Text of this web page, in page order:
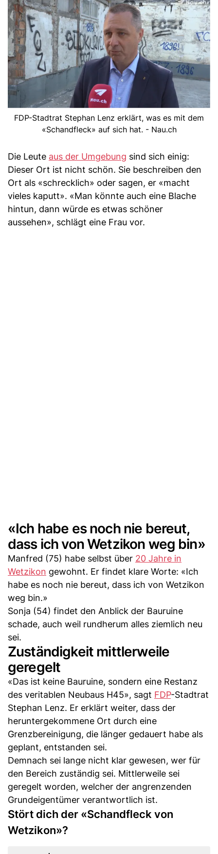
FDP-Stadtrat Stephan Lenz erklärt, was es mit dem
«Schandfleck» auf sich hat. - Nau.ch
Die Leute aus der Umgebung sind sich einig:
Dieser Ort ist nicht schön. Sie beschreiben den
Ort als «schrecklich» oder sagen, er «macht
vieles kaputt». «Man könnte auch eine Blache
hintun, dann würde es etwas schöner
aussehen», schlägt eine Frau vor.
«Ich habe es noch nie bereut,
dass ich von Wetzikon weg bin»
Manfred (75) habe selbst über 20 Jahre in
Wetzikon gewohnt. Er findet klare Worte: «Ich
habe es noch nie bereut, dass ich von Wetzikon
weg bin.»
Sonja (54) findet den Anblick der Bauruine
schade, auch weil rundherum alles ziemlich neu
sei.
Zuständigkeit mittlerweile
geregelt
«Das ist keine Bauruine, sondern eine Restanz
des veritablen Neubaus H45», sagt FDP-Stadtrat
Stephan Lenz. Er erklärt weiter, dass der
heruntergekommene Ort durch eine
Grenzbereinigung, die länger gedauert habe als
geplant, entstanden sei.
Demnach sei lange nicht klar gewesen, wer für
den Bereich zuständig sei. Mittlerweile sei
geregelt worden, welcher der angrenzenden
Grundeigentümer verantwortlich ist.
Stört dich der «Schandfleck von
Wetzikon»?